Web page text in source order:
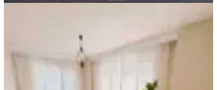
Otoparklı | 2+1 Eşyalı Kiralık Daire
Eyüpsultan, Akşemsettin Mahallesi
·97 m² 07.08.2026